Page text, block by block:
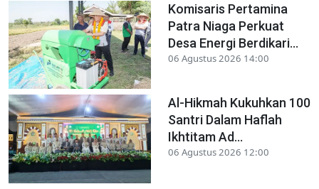
Komisaris Pertamina
Patra Niaga Perkuat
Desa Energi Berdikari...
06 Agustus 2026 14:00
Al-Hikmah Kukuhkan 100
Santri Dalam Haflah
Ikhtitam Ad...
06 Agustus 2026 12:00